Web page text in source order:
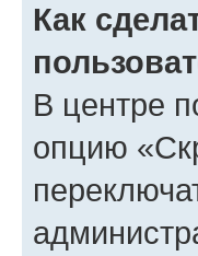
Как
В центре
опцию